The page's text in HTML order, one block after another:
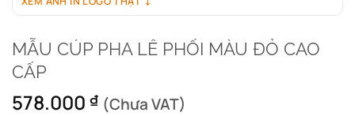
MẪU CÚP PHA LÊ PHỐI MÀU ĐỎ CAO
CẤP
578.000 ₫ (Chưa VAT)